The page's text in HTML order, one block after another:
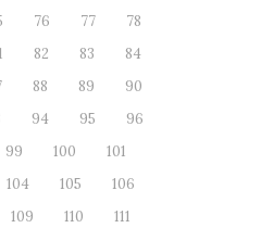
76 77
78
82 83
84
88 89
90
94 95
96
99 100
101
104 105
106
109 110
111